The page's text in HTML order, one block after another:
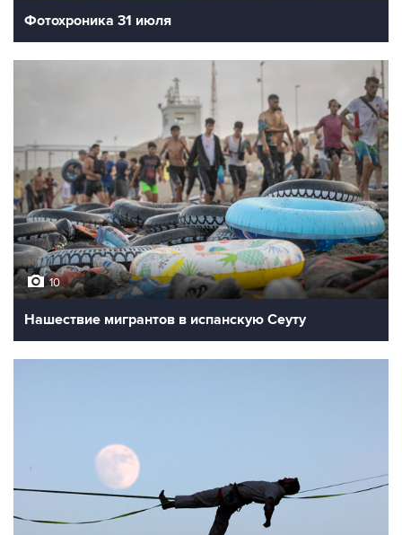
Фотохроника 31 июля
10
Нашествие мигрантов в испанскую Сеуту